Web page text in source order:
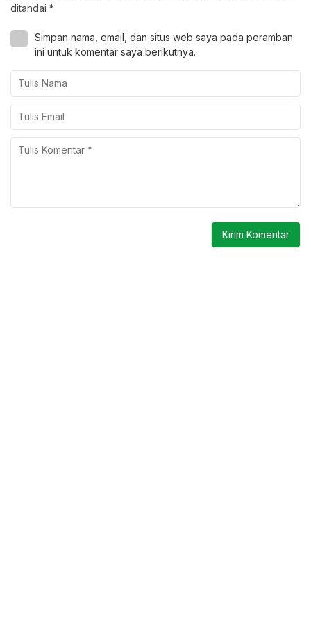
ditandai *
Simpan nama, email, dan situs web saya pada peramban
ini untuk komentar saya berikutnya.